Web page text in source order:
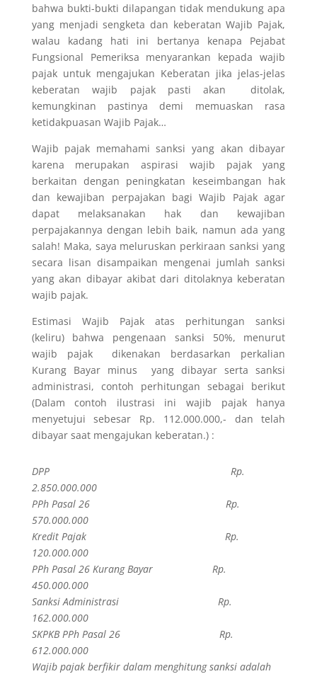
bahwa bukti-bukti dilapangan tidak mendukung apa
yang menjadi sengketa dan keberatan Wajib Pajak,
walau kadang hati ini bertanya kenapa Pejabat
Fungsional Pemeriksa menyarankan kepada wajib
pajak untuk mengajukan Keberatan jika jelas-jelas
keberatan wajib pajak pasti akan ditolak,
kemungkinan pastinya demi memuaskan rasa
ketidakpuasan Wajib Pajak…
Wajib pajak memahami sanksi yang akan dibayar
karena merupakan aspirasi wajib pajak yang
berkaitan dengan peningkatan keseimbangan hak
dan kewajiban perpajakan bagi Wajib Pajak agar
dapat melaksanakan hak dan kewajiban
perpajakannya dengan lebih baik, namun ada yang
salah! Maka, saya meluruskan perkiraan sanksi yang
secara lisan disampaikan mengenai jumlah sanksi
yang akan dibayar akibat dari ditolaknya keberatan
wajib pajak.
Estimasi Wajib Pajak atas
perhitungan sanksi
(keliru)
bahwa pengenaan sanksi 50%, menurut
wajib pajak dikenakan berdasarkan perkalian
Kurang Bayar minus yang dibayar serta sanksi
administrasi, contoh perhitungan sebagai berikut
(Dalam contoh ilustrasi ini wajib pajak hanya
menyetujui sebesar Rp. 112.000.000,- dan telah
dibayar saat mengajukan keberatan.) :
DPP Rp.
2.850.000.000
PPh Pasal 26 Rp.
570.000.000
Kredit Pajak Rp.
120.000.000
PPh Pasal 26 Kurang Bayar Rp.
450.000.000
Sanksi Administrasi Rp.
162.000.000
SKPKB PPh Pasal 26 Rp.
612.000.000
Wajib pajak berfikir dalam menghitung sanksi adalah